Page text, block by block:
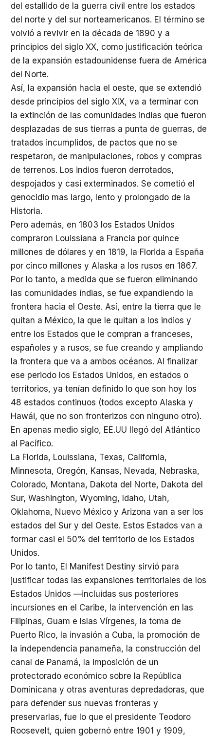
del estallido de la guerra civil entre los estados
del norte y del sur norteamericanos. El término se
volvió a revivir en la década de 1890 y a
principios del siglo XX, como justificación teórica
de la expansión estadounidense fuera de América
del Norte.
Así, la expansión hacia el oeste, que se extendió
desde principios del siglo XIX, va a terminar con
la extinción de las comunidades indias que fueron
desplazadas de sus tierras a punta de guerras, de
tratados incumplidos, de pactos que no se
respetaron, de manipulaciones, robos y compras
de terrenos. Los indios fueron derrotados,
despojados y casi exterminados. Se cometió el
genocidio mas largo, lento y prolongado de la
Historia.
Pero además, en 1803 los Estados Unidos
compraron Louissiana a Francia por quince
millones de dólares y en 1819, la Florida a España
por cinco millones y Alaska a los rusos en 1867.
Por lo tanto, a medida que se fueron eliminando
las comunidades indias, se fue expandiendo la
frontera hacia el Oeste. Así, entre la tierra que le
quitan a México, la que le quitan a los indios y
entre los Estados que le compran a franceses,
españoles y a rusos, se fue creando y ampliando
la frontera que va a ambos océanos. Al finalizar
ese periodo los Estados Unidos, en estados o
territorios, ya tenían definido lo que son hoy los
48 estados continuos (todos excepto Alaska y
Hawái, que no son fronterizos con ninguno otro).
En apenas medio siglo, EE.UU llegó del Atlántico
al Pacífico.
La Florida, Louissiana, Texas, California,
Minnesota, Oregón, Kansas, Nevada, Nebraska,
Colorado, Montana, Dakota del Norte, Dakota del
Sur, Washington, Wyoming, Idaho, Utah,
Oklahoma, Nuevo México y Arizona van a ser los
estados del Sur y del Oeste. Estos Estados van a
formar casi el 50% del territorio de los Estados
Unidos.
Por lo tanto, El Manifest Destiny sirvió para
justificar todas las expansiones territoriales de los
Estados Unidos —incluidas sus posteriores
incursiones en el Caribe, la intervención en las
Filipinas, Guam e Islas Vírgenes, la toma de
Puerto Rico, la invasión a Cuba, la promoción de
la independencia panameña, la construcción del
canal de Panamá, la imposición de un
protectorado económico sobre la República
Dominicana y otras aventuras depredadoras, que
para defender sus nuevas fronteras y
preservarlas, fue lo que el presidente Teodoro
Roosevelt, quien gobernó entre 1901 y 1909,